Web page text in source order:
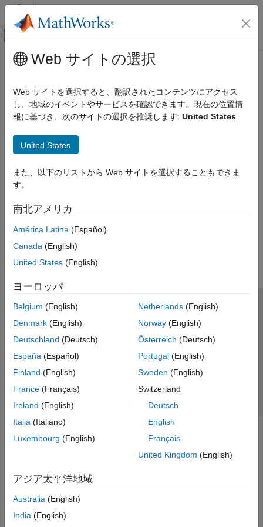
コンテンツへスキップ
オフキャンバス ナビゲーション メ
ドキュメンテーションのホーム
Control Systems
メインコンテンツ
How useful was this information?
Web サイトの選択
Web サイトを選択すると、翻訳されたコンテンツにアクセス
し、地域のイベントやサービスを確認できます。現在の位置情
報に基づき、次のサイトの選択を推奨します: United States
United States
また、以下のリストから Web サイトを選択することもできま
す。
南北アメリカ
América Latina (Español)
Canada (English)
United States (English)
ヨーロッパ
Belgium (English)
Denmark (English)
Deutschland (Deutsch)
España (Español)
Finland (English)
France (Français)
Ireland (English)
Italia (Italiano)
Luxembourg (English)
Netherlands(English)
Norway(English)
Österreich (Deutsch)
Portugal(English)
Sweden (English)
Switzerland
Deutsch
English
Français
United Kingdom (English)
アジア太平洋地域
Australia (English)
India (English)
トラストセンター
プライバシー ポリシー
違法コピー防止
アプリケーション ステータス
© 1994-2026 The MathWorks, Inc.